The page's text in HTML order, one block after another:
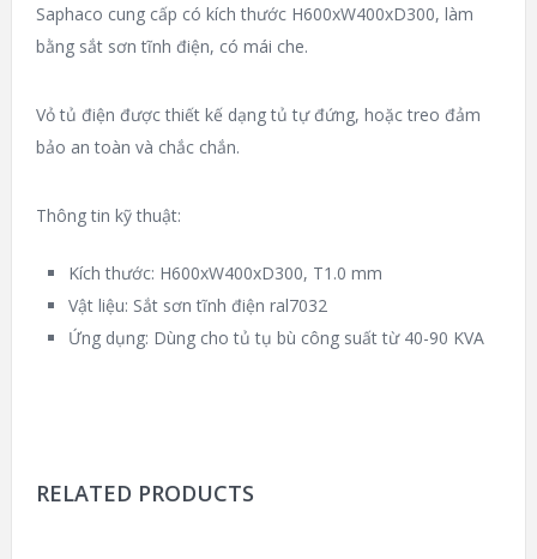
Saphaco cung cấp có kích thước H600xW400xD300, làm
bằng sắt sơn tĩnh điện, có mái che.
Vỏ tủ điện được thiết kế dạng tủ tự đứng, hoặc treo đảm
bảo an toàn và chắc chắn.
Thông tin kỹ thuật:
Kích thước: H600xW400xD300, T1.0 mm
Vật liệu: Sắt sơn tĩnh điện ral7032
Ứng dụng: Dùng cho tủ tụ bù công suất từ 40-90 KVA
RELATED PRODUCTS